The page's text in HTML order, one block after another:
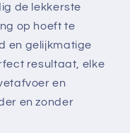
de lekkerste
op hoeft te
en gelijkmatige
resultaat, elke
en
en zonder